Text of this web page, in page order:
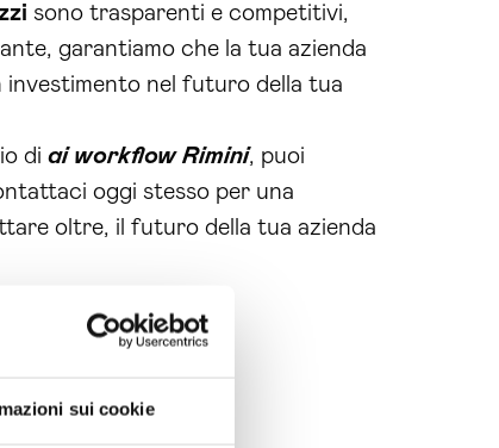
sui cookie
sono trasparenti e competitivi,
garantiamo che la tua azienda
investimento nel futuro della tua
di ai workflow Rimini, puoi
oggi stesso per una
oltre, il futuro della tua azienda